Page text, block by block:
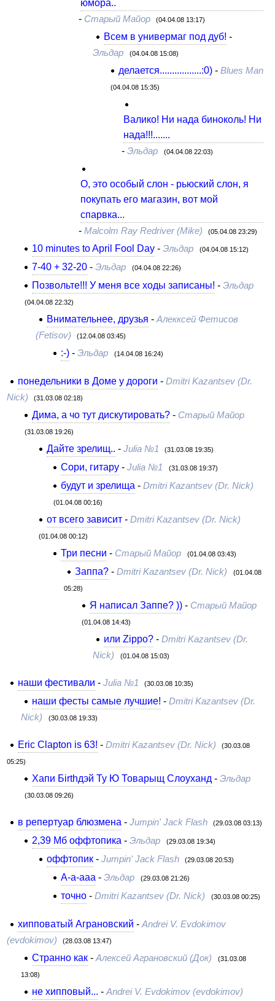
юмора..
- Старый Майор (04.04.08 13:17)
Всем в универмаг под дуб! -
Эльдар (04.04.08 15:08)
делается.................:0)- Blues Man
(04.04.08 15:35)
Валико! Ни нада биноколь! Ни
нада!!!.......
- Эльдар (04.04.08 22:03)
О, это особый слон - рьюский слон, я
покупать его магазин, вот мой
спарвка...
- Malcolm Ray Redriver (Mike) (05.04.08 23:29)
10 minutes to April Fool Day -Эльдар (04.04.08 15:12)
7-40 + 32-20 -Эльдар (04.04.08 22:26)
Позвольте!!! У меня все ходы записаны! -Эльдар
(04.04.08 22:32)
Внимательнее, друзья - Алекксей Фетисов
(Fetisov)
(12.04.08 03:45)
:-)- Эльдар (14.04.08 16:24)
понедельники в Доме у дороги - Dmitri Kazantsev (Dr.
Nick)
(31.03.08 02:18)
Дима, а чо тут дискутировать? - Старый Майор
(31.03.08 19:26)
Дайте зрелищ.. - Julia №1 (31.03.08 19:35)
Сори, гитару- Julia №1 (31.03.08 19:37)
будут и зрелища - Dmitri Kazantsev (Dr. Nick)
(01.04.08 00:16)
от всего зависит- Dmitri Kazantsev (Dr. Nick)
(01.04.08 00:12)
Три песни - Старый Майор (01.04.08 03:43)
Заппа? -Dmitri Kazantsev (Dr. Nick) (01.04.08
05:28)
Я написал Заппе? ))- Старый Майор
(01.04.08 14:43)
или Zippo? -Dmitri Kazantsev (Dr.
Nick)
(01.04.08 15:03)
наши фестивали - Julia №1 (30.03.08 10:35)
наши фесты самые лучшие! -Dmitri Kazantsev (Dr.
Nick)
(30.03.08 19:33)
Eric Clapton is 63! - Dmitri Kazantsev (Dr. Nick) (30.03.08
05:25)
Хапи Бirthдэй Ту Ю Товарыщ Слоуханд -Эльдар
(30.03.08 09:26)
в репертуар блюзмена - Jumpin' Jack Flash (29.03.08 03:13)
2,39 Мб оффтопика -Эльдар (29.03.08 19:34)
оффтопик- Jumpin' Jack Flash (29.03.08 20:53)
А-а-ааа - Эльдар (29.03.08 21:26)
точно- Dmitri Kazantsev (Dr. Nick) (30.03.08 00:25)
хипповатый Аграновский - Andrei V. Evdokimov
(evdokimov)
(28.03.08 13:47)
Странно как -Алексей Аграновский (Док) (31.03.08
13:08)
не хипповый... -Andrei V. Evdokimov (evdokimov)